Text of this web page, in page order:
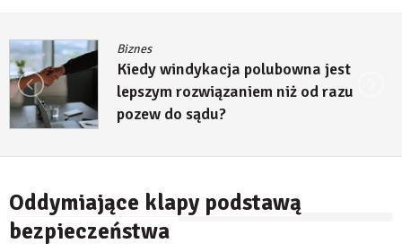
Biznes
Kiedy windykacja polubowna jest
lepszym rozwiązaniem niż od razu
pozew do sądu?
Oddymiające klapy podstawą
bezpieczeństwa